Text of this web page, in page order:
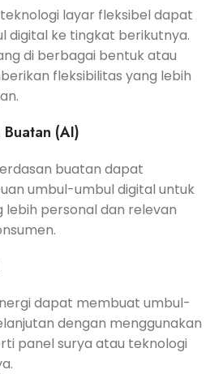
layar fleksibel dapat
digital ke tingkat berikutnya.
di berbagai bentuk atau
fleksibilitas yang lebih
(AI)
buatan dapat
umbul-umbul digital untuk
lebih personal dan relevan
dapat membuat umbul-
dengan menggunakan
panel surya atau teknologi